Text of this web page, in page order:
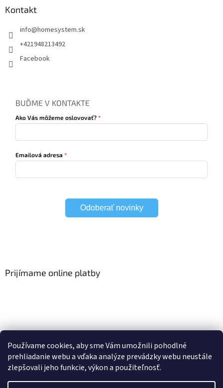
Používame cookies, aby sme Vám umožnili pohodlné
prehliadanie webu a vďaka analýze prevádzky webu neustále
zlepšovali jeho funkcie, výkon a použiteľnosť.
Kontakt
info@homesystem.sk
+421948213492
Facebook
BUĎME V KONTAKTE
Ako Vás môžeme oslovovať?
Emailová adresa
Odoberať novinky
Prijímame online platby